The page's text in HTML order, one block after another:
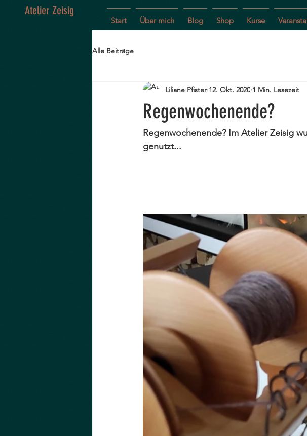
Atelier Zeisig
Start Über mich Blog Shop Kurse
Alle Beiträge
Regenwochenende?
Liliane Pfister 12. Okt. 2020 1 Min. Lesezeit
Regenwochenende? Im Atelier Zeisig
genutzt...